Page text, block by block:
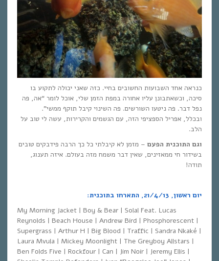
כנראה אחד השבועות החשובים בחיי. כזה שאני יכולה לתקוע בו
סיכה, וכשאתבונן עליו אחורה במפת הזמן שלי, אוכל לומר “אה, פה
נפל דבר. פה ניטעו השורשים. פה השינוי קיבל תוקף ממשי”.
ובכלל, אפריל הספציפי הזה, עם הגשמים והקרירות, עשה לי טוב על
הלב.
וגם התוכנית הפעם – מזמן לא קיבלתי כל כך הרבה פידבקים טובים
בשידור חי ממאזינים, שאין דבר משמח מזה בעולם. איזה תענוג,
תודה!
יום ראשון, 21/4/13, התארחו בתוכנית:
My Morning Jacket | Boy & Bear | Solal Feat. Lucas
Reynolds | Beach House | Andrew Bird | Phosphorescent |
Supergrass | Arthur H | Big Blood | Traffic | Sandra Nkaké |
Laura Mvula | Mickey Moonlight | The Greyboy Allstars |
Ben Folds Five | Rockfour | Can | Jim Noir | Jeremy Ellis |